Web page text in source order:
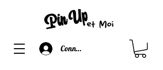
Connexion